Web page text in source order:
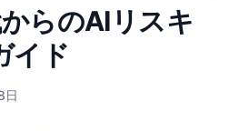
らのAIリスキ
イド
日